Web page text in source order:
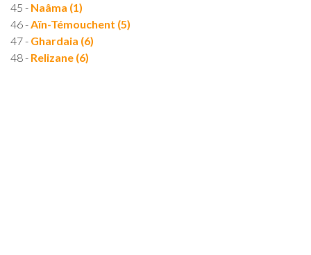
45 - Naâma (1)
46 -Aïn-Témouchent (5)
47 - Ghardaia (6)
48 - Relizane (6)